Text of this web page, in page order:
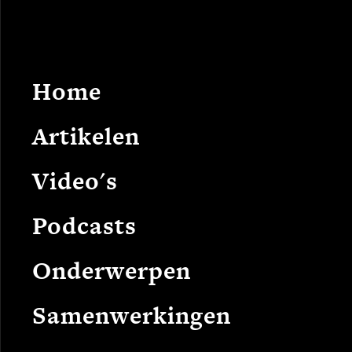
Home
Artikelen
Video's
Podcasts
Onderwerpen
Samenwerkingen
Op een aantal
Op een
naam van
Linnaeus